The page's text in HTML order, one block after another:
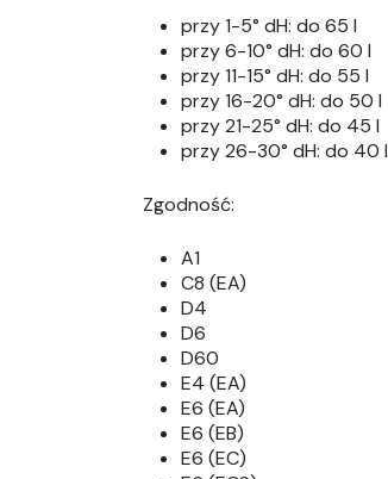
przy 1-5° dH: do 65 l
przy 6-10° dH: do 60 l
przy 11-15° dH: do 55 l
przy 16-20° dH: do 50 l
przy 21-25° dH: do 45 l
przy 26-30° dH: do 40 l
Zgodność:
A1
C8 (EA)
D4
D6
D60
E4 (EA)
E6 (EA)
E6 (EB)
E6 (EC)